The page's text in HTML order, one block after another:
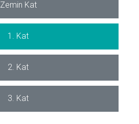
Zemin Kat
1. Kat
2. Kat
3. Kat